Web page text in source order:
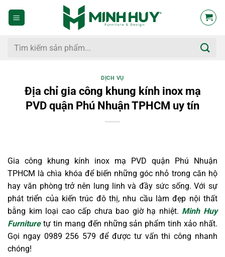
dung
Tìm
DỊCH VỤ
Địa chỉ gia công khung kính inox mạ
PVD quận Phú Nhuận TPHCM uy tín
Gia công khung kính inox mạ PVD quận Phú Nhuận
TPHCM là chìa khóa để biến những góc nhỏ trong căn hộ
hay văn phòng trở nên lung linh và đầy sức sống. Với sự
phát triển của kiến trúc đô thị, nhu cầu làm đẹp nội thất
bằng kim loại cao cấp chưa bao giờ hạ nhiệt. Minh Huy
Furnituretự tin mang đến những sản phẩm tinh xảo nhất.
Gọi ngay 0989 256 579 để được tư vấn thi công nhanh
chóng!